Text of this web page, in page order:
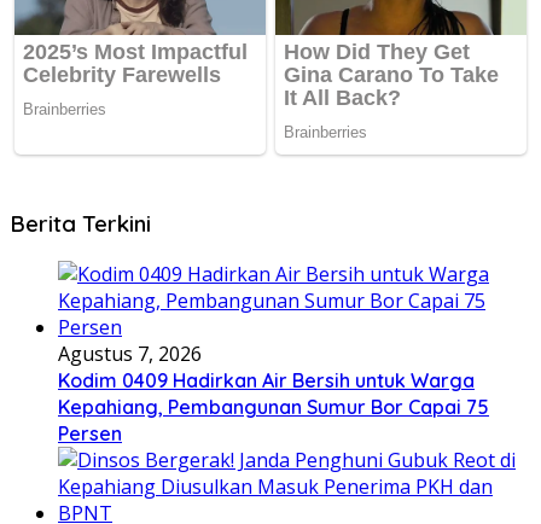
Berita Terkini
Agustus 7, 2026
Kodim 0409 Hadirkan Air Bersih untuk Warga
Kepahiang, Pembangunan Sumur Bor Capai 75
Persen